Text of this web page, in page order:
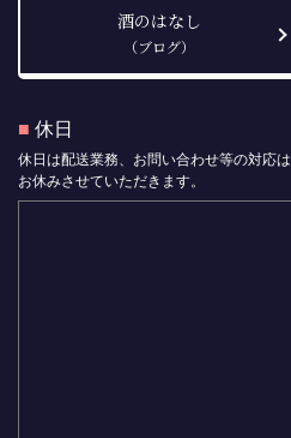
酒のはなし
（ブログ）
■ 休日
休日は配送業務、お問い合わせ等の対応は
お休みさせていただきます。